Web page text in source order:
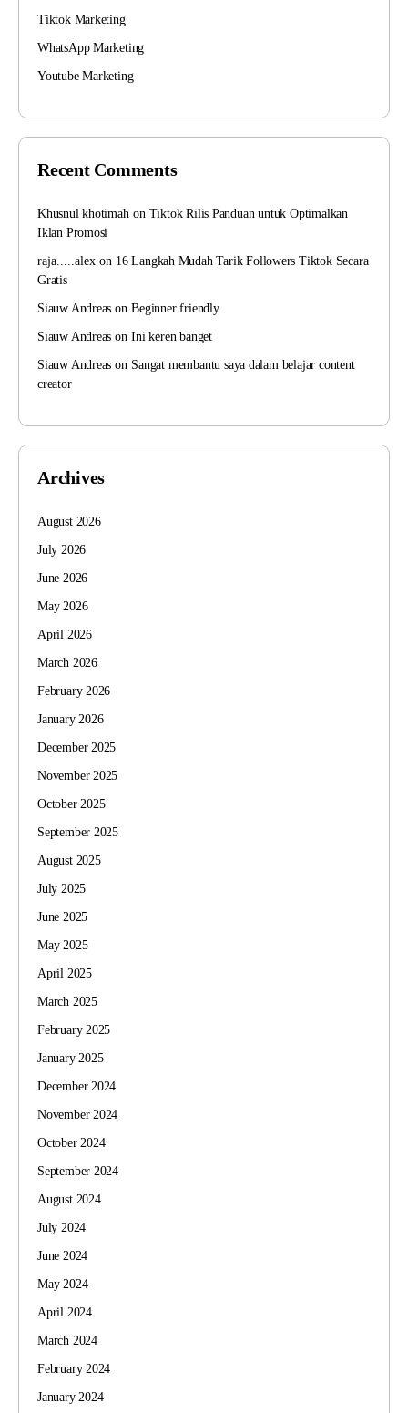
Tiktok Marketing
WhatsApp Marketing
Youtube Marketing
Recent Comments
Khusnul khotimahon Tiktok Rilis Panduan untuk Optimalkan
Iklan Promosi
raja.....alex on 16 Langkah Mudah Tarik Followers Tiktok Secara
Gratis
Siauw Andreas onBeginner friendly
Siauw Andreas onIni keren banget
Siauw Andreas on Sangat membantu saya dalam belajar content
creator
Archives
August 2026
July 2026
June 2026
May 2026
April 2026
March 2026
February 2026
January 2026
December 2025
November 2025
October 2025
September 2025
August 2025
July 2025
June 2025
May 2025
April 2025
March 2025
February 2025
January 2025
December 2024
November 2024
October 2024
September 2024
August 2024
July 2024
June 2024
May 2024
April 2024
March 2024
February 2024
January 2024